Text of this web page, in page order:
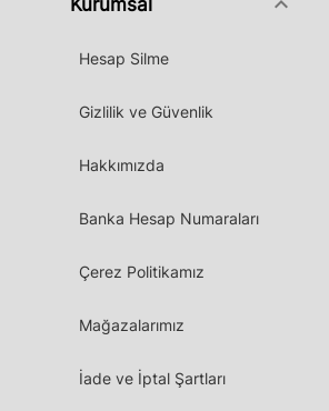
Kurumsal
Hesap Silme
Gizlilik ve Güvenlik
Hakkımızda
Banka Hesap Numaraları
Çerez Politikamız
Mağazalarımız
İade ve İptal Şartları